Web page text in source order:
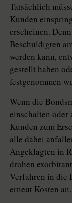
Tatsächlich
Kunden
erscheinen.
Beschuldigten
werden kann,
gestellt haben
festgenommen
Wenn die
einschalten oder
Kunden zum
alle dabei
Angeklagten in
drohen
Verfahren in die
erneut Kosten an.